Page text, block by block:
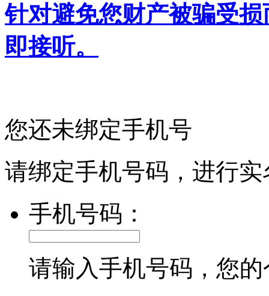
针对避免您财产被骗受
即接听。
您还未绑定手机号
请绑定手机号码，进行
手机号码：
请输入手机号码，您